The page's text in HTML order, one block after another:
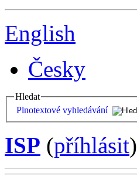
English
Česky
Hledat
Plnotextové vyhledávání
ISP (příhlásit)